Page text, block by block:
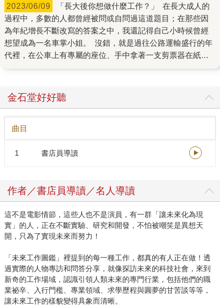
2023/06/09
過程中，多數的人都曾經被問或自問過這道題目；在那些因
為年紀增長不斷改寫的答案之中，我還記得自己小時候曾經
想望成為一名車掌小姐。 沒錯，就是過往公路運輸盛行的年
代裡，在公車上有專屬的座位、手中拿著一支剪票器在紙本
票券出現之後逐漸消逝，成為臺灣人心中共同的時代回憶之
一。 那個時候的我怎麼也沒有想到，一個看似神氣的工作，
有一天會成為時代的眼淚；就像那個時代的人怎麼也沒有想
到，有一天智慧型手機會問世，手機上網、視訊通話、觸控
螢幕、3 D手遊等等科技，會成為現代人的日常。 我們所生
活的「現在」，曾經是世人嚮往的「未來」，科技推動著時
造出無限可能。 在ChatGPT引起一陣旋風和討論、大家對AI
的理解又更上一層樓之際，你有沒有想過，未來的生活型
態、社會樣貌是什麼樣子？未來的工作又有什麼選擇？ 未來
世界也許就像我們以前看過的科幻電影：汽車在天上飛，機
器人滿街跑，有些人住在月球，有代行機器人幫忙跑腿，穿
點…… 這些「未來工作圖鑑」裡所提到的每一種工作，都真
的有人正在做；而且每一個角色，都有可能是孩子的未來！
藉由與未來的職業真實交流，幫助孩子探索自我興趣，「未
來工作圖鑑」內容涵蓋「科技領域」和「生活領域」，介紹
金石堂好好聽
曲目
1 書店員導讀
作者／書店員導讀／名人導讀
這不是電影情節，這些人也不是演員，有一群「讓未來化為現
實」的人，正在不斷實驗、研究和開發，不怕被嘲笑是異想天
開，只為了實現未來而努力！
「未來工作圖鑑」裡提到的每一種工作，都真的有人正在做！透
過實際的人物專訪和問答分享，就像探訪未來的科技社會，來到
新奇的工作場域，認識引領人類未來的專門行業，包括他們的職
業祕辛、入行門檻、專業領域、求學歷程與圓夢的甘苦談等等，
讓未來工作的樣貌變得具象而清晰。